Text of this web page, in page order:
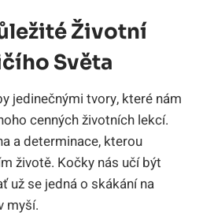
Životní
Světa
jedinečnými tvory, které nám
cenných životních lekcí.
a determinace, kterou
životě. Kočky nás učí být
už se jedná o skákání na
myší.